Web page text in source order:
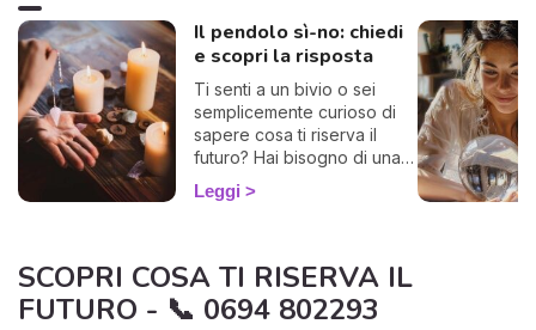
Il pendolo sì-no: chiedi
e scopri la risposta
Ti senti a un bivio o sei
semplicemente curioso di
sapere cosa ti riserva il
futuro? Hai bisogno di una
risposta chiara? Allora sei
nel posto giusto! Ti invito a
divinatorio, che ti darà
risposte affermative o
negative. Che tu sia alle
Leggi
SCOPRI COSA TI RISERVA IL
FUTURO - 📞 0694 802293